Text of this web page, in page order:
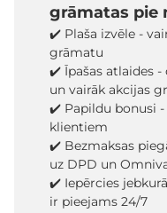
grāmatas pie
✔️ Plaša izvēle -
grāmatu
✔️ Īpašas atlaides -
un vairāk akcijas
✔️ Papildu bonusi -
klientiem
✔️ Bezmaksas
uz DPD un
✔️ Iepērcies
ir pieejams 24/7